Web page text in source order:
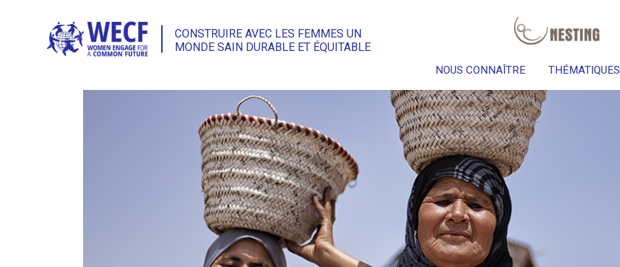
CONSTRUIRE AVEC LES FEMMES UN
MONDE SAIN DURABLE ET ÉQUITABLE
NOUS CONNAÎTRE THÉMATIQUES